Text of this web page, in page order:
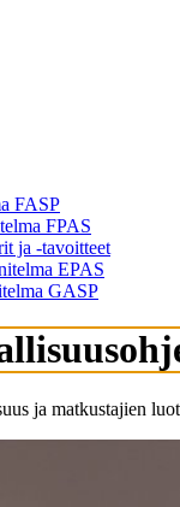
FASP
FPAS
ja -tavoitteet
EPAS
GASP
ja matkustajien